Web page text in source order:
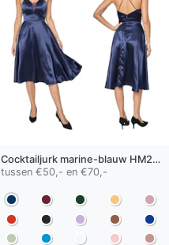
Cocktailjurk marine-blauw HM2303
tussen €50,- en €70,-